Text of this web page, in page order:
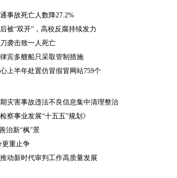
事故死亡人数降27.2%
被“双开”，高校反腐持续发力
袭击致一人死亡
宾多艘船只采取管制措施
上半年处置仿冒假冒网站759个
灾害事故违法不良信息集中清理整治
察事业发展“十五五”规划》
治新“枫”景
更重止争
动新时代审判工作高质量发展